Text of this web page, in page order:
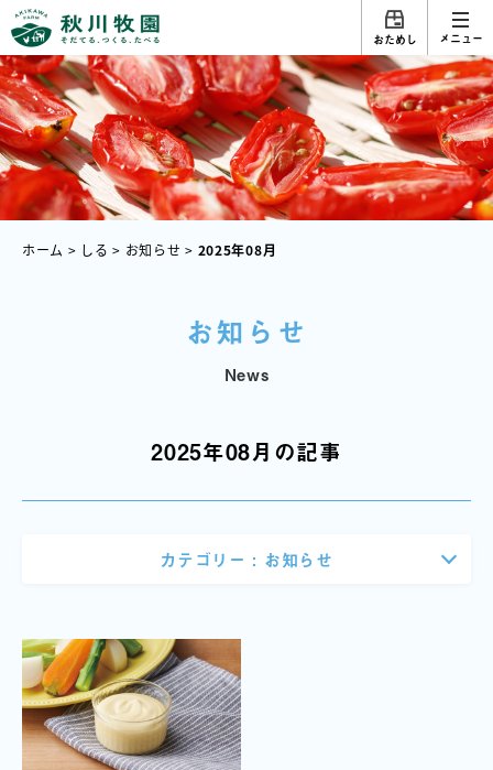
おためし メニュー
ホーム > しる > お知らせ > 2025年08月
お知らせ
News
2025年08月の記事
カテゴリー : お知らせ